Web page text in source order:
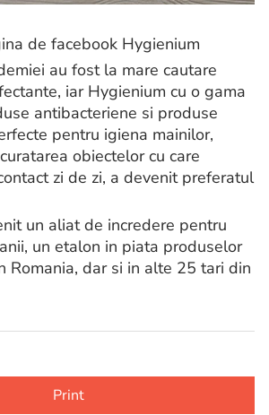
de facebook Hygienium
au fost la mare cautare
iar Hygienium cu o gama
antibacteriene si produse
pentru igiena mainilor,
obiectelor cu care
zi de zi, a devenit preferatul
un aliat de incredere pentru
un etalon in piata produselor
Romania, dar si in alte 25 tari din
Print